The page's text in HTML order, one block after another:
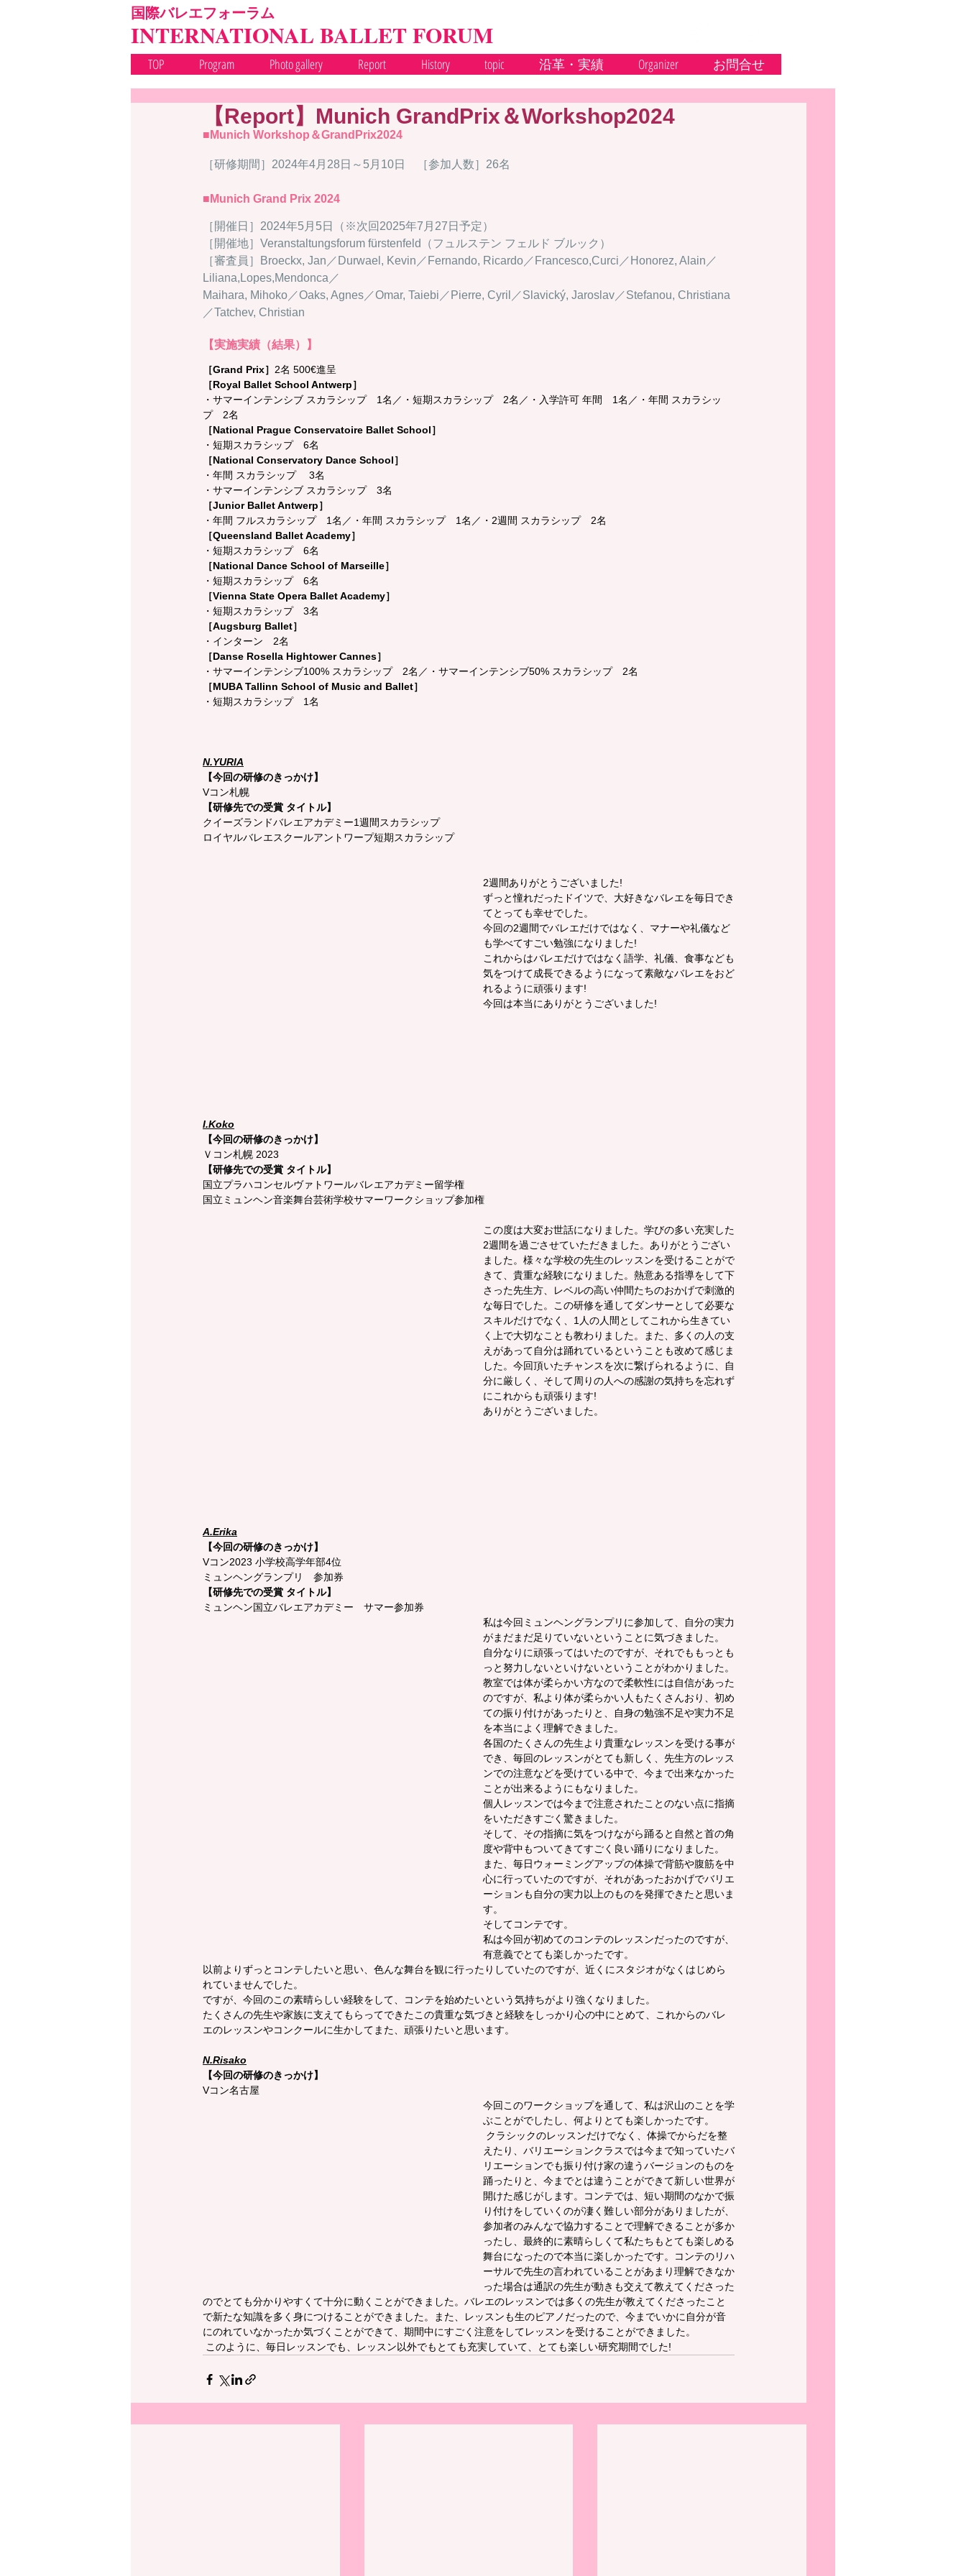
INTERNATIONAL BALLET FORUM
国際バレエフォーラム
TOP Program Photo gallery Report History topic 沿革・実績 Organizer お問合せ
【Report】Munich GrandPrix＆Workshop2024
■Munich Workshop＆GrandPrix2024
［研修期間］2024年4月28日～5月10日　［参加人数］26名
■Munich Grand Prix 2024
［開催日］2024年5月5日（※次回2025年7月27日予定）
［開催地］Veranstaltungsforum fürstenfeld（フュルステン フェルド ブルック）
［審査員］Broeckx, Jan／Durwael, Kevin／Fernando, Ricardo／Francesco,Curci／Honorez, Alain／
Liliana,Lopes,Mendonca／
Maihara, Mihoko／Oaks, Agnes／Omar, Taiebi／Pierre, Cyril／Slavický, Jaroslav／Stefanou, Christiana
／Tatchev, Christian
【実施実績（結果）】
［Grand Prix］ 2名 500€進呈
［Royal Ballet School Antwerp］
・サマーインテンシブ スカラシップ　1名／・短期スカラシップ　2名／・入学許可 年間　1名／・年間 スカラシッ
プ　2名
［National Prague Conservatoire Ballet School］
・短期スカラシップ　6名
［National Conservatory Dance School］
・年間 スカラシップ 　3名
・サマーインテンシブ スカラシップ　3名
［Junior Ballet Antwerp］
・年間 フルスカラシップ　1名／・年間 スカラシップ　1名／・2週間 スカラシップ　2名
［Queensland Ballet Academy］
・短期スカラシップ　6名
［National Dance School of Marseille］
・短期スカラシップ　6名
［Vienna State Opera Ballet Academy］
・短期スカラシップ　3名
［Augsburg Ballet］
・インターン　2名
［Danse Rosella Hightower Cannes］
・サマーインテンシブ100% スカラシップ　2名／・サマーインテンシブ50% スカラシップ　2名
［MUBA Tallinn School of Music and Ballet］
・短期スカラシップ　1名
N.YURIA
【今回の研修のきっかけ】
Vコン札幌
【研修先での受賞 タイトル】
クイーズランドバレエアカデミー1週間スカラシップ
ロイヤルバレエスクールアントワープ短期スカラシップ
2週間ありがとうございました!
ずっと憧れだったドイツで、大好きなバレエを毎日でき
てとっても幸せでした。
今回の2週間でバレエだけではなく、マナーや礼儀など
も学べてすごい勉強になりました!
これからはバレエだけではなく語学、礼儀、食事なども
気をつけて成長できるようになって素敵なバレエをおど
れるように頑張ります!
今回は本当にありがとうございました!
I.Koko
【今回の研修のきっかけ】
Ｖコン札幌 2023
【研修先での受賞 タイトル】
国立プラハコンセルヴァトワールバレエアカデミー留学権
国立ミュンヘン音楽舞台芸術学校サマーワークショップ参加権
この度は大変お世話になりました。学びの多い充実した
2週間を過ごさせていただきました。ありがとうござい
ました。様々な学校の先生のレッスンを受けることがで
きて、貴重な経験になりました。熱意ある指導をして下
さった先生方、レベルの高い仲間たちのおかげで刺激的
な毎日でした。この研修を通してダンサーとして必要な
スキルだけでなく、1人の人間としてこれから生きてい
く上で大切なことも教わりました。また、多くの人の支
えがあって自分は踊れているということも改めて感じま
した。今回頂いたチャンスを次に繋げられるように、自
分に厳しく、そして周りの人への感謝の気持ちを忘れず
にこれからも頑張ります!
ありがとうございました。
A.Erika
【今回の研修のきっかけ】
Vコン2023 小学校高学年部4位
ミュンヘングランプリ　参加券
【研修先での受賞 タイトル】
ミュンヘン国立バレエアカデミー　サマー参加券
私は今回ミュンヘングランプリに参加して、自分の実力
がまだまだ足りていないということに気づきました。
自分なりに頑張ってはいたのですが、それでももっとも
っと努力しないといけないということがわかりました。
教室では体が柔らかい方なので柔軟性には自信があった
のですが、私より体が柔らかい人もたくさんおり、初め
ての振り付けがあったりと、自身の勉強不足や実力不足
を本当によく理解できました。
各国のたくさんの先生より貴重なレッスンを受ける事が
でき、毎回のレッスンがとても新しく、先生方のレッス
ンでの注意などを受けている中で、今まで出来なかった
ことが出来るようにもなりました。
個人レッスンでは今まで注意されたことのない点に指摘
をいただきすごく驚きました。
そして、その指摘に気をつけながら踊ると自然と首の角
度や背中もついてきてすごく良い踊りになりました。
また、毎日ウォーミングアップの体操で背筋や腹筋を中
心に行っていたのですが、それがあったおかげでバリエ
ーションも自分の実力以上のものを発揮できたと思いま
す。
そしてコンテです。
私は今回が初めてのコンテのレッスンだったのですが、
有意義でとても楽しかったです。
以前よりずっとコンテしたいと思い、色んな舞台を観に行ったりしていたのですが、近くにスタジオがなくはじめら
れていませんでした。
ですが、今回のこの素晴らしい経験をして、コンテを始めたいという気持ちがより強くなりました。
たくさんの先生や家族に支えてもらってできたこの貴重な気づきと経験をしっかり心の中にとめて、これからのバレ
エのレッスンやコンクールに生かしてまた、頑張りたいと思います。
N.Risako
【今回の研修のきっかけ】
Vコン名古屋
今回このワークショップを通して、私は沢山のことを学
ぶことがでしたし、何よりとても楽しかったです。
えたり、バリエーションクラスでは今まで知っていたバ
リエーションでも振り付け家の違うバージョンのものを
踊ったりと、今までとは違うことができて新しい世界が
開けた感じがします。コンテでは、短い期間のなかで振
り付けをしていくのが凄く難しい部分がありましたが、
参加者のみんなで協力することで理解できることが多か
ったし、最終的に素晴らしくて私たちもとても楽しめる
舞台になったので本当に楽しかったです。コンテのリハ
ーサルで先生の言われていることがあまり理解できなか
った場合は通訳の先生が動きも交えて教えてくださった
のでとても分かりやすくて十分に動くことができました。バレエのレッスンでは多くの先生が教えてくださったこと
で新たな知識を多く身につけることができました。また、レッスンも生のピアノだったので、今までいかに自分が音
にのれていなかったか気づくことができて、期間中にすごく注意をしてレッスンを受けることができました。
このように、毎日レッスンでも、レッスン以外でもとても充実していて、とても楽しい研究期間でした!